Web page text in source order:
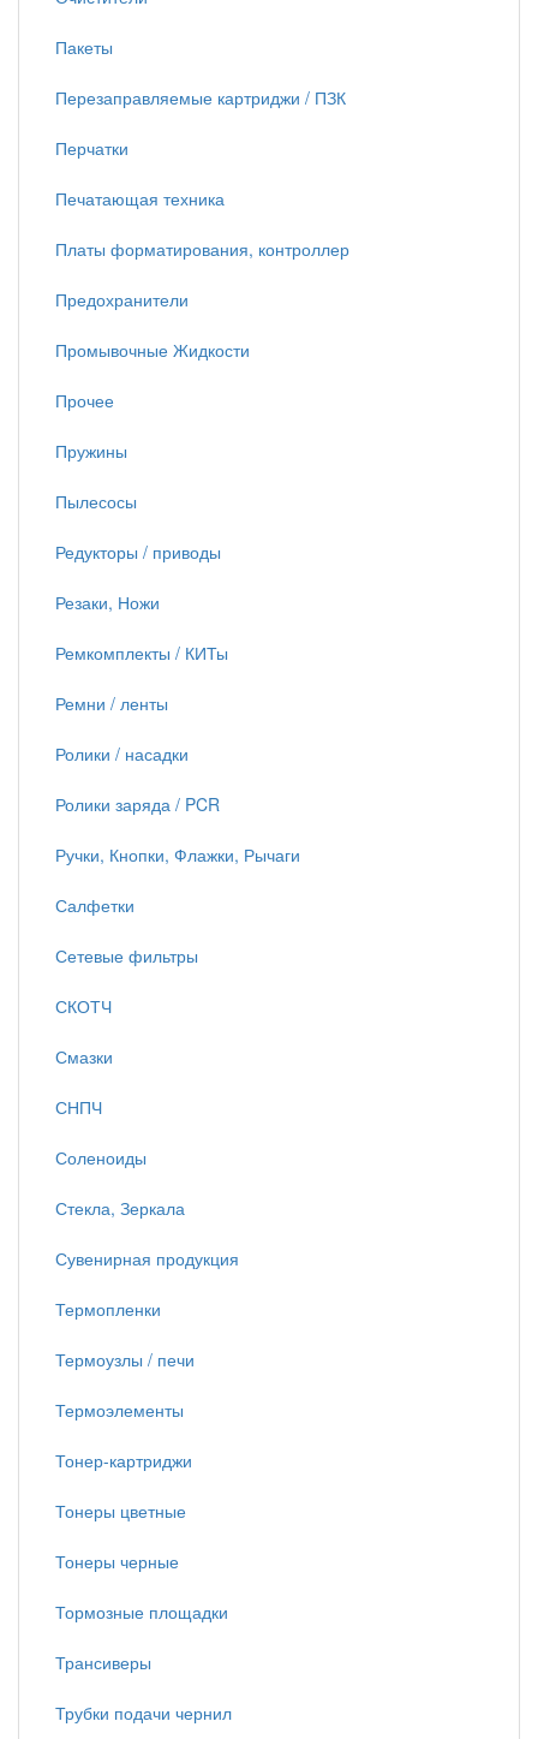
Пакеты
Перезаправляемые картриджи / ПЗК
Перчатки
Печатающая техника
Платы форматирования, контроллер
Предохранители
Промывочные Жидкости
Прочее
Пружины
Пылесосы
Редукторы / приводы
Резаки, Ножи
Ремкомплекты / КИТы
Ремни / ленты
Ролики / насадки
Ролики заряда / PCR
Ручки, Кнопки, Флажки, Рычаги
Салфетки
Сетевые фильтры
СКОТЧ
Смазки
СНПЧ
Соленоиды
Стекла, Зеркала
Сувенирная продукция
Термопленки
Термоузлы / печи
Термоэлементы
Тонер-картриджи
Тонеры цветные
Тонеры черные
Тормозные площадки
Трансиверы
Трубки подачи чернил